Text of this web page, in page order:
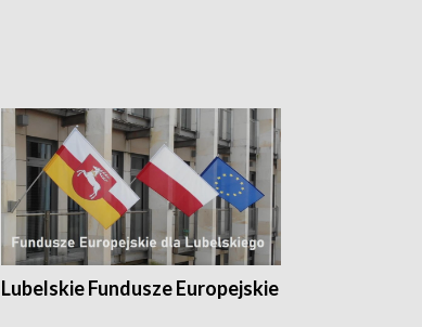
Lubelskie Fundusze Europejskie